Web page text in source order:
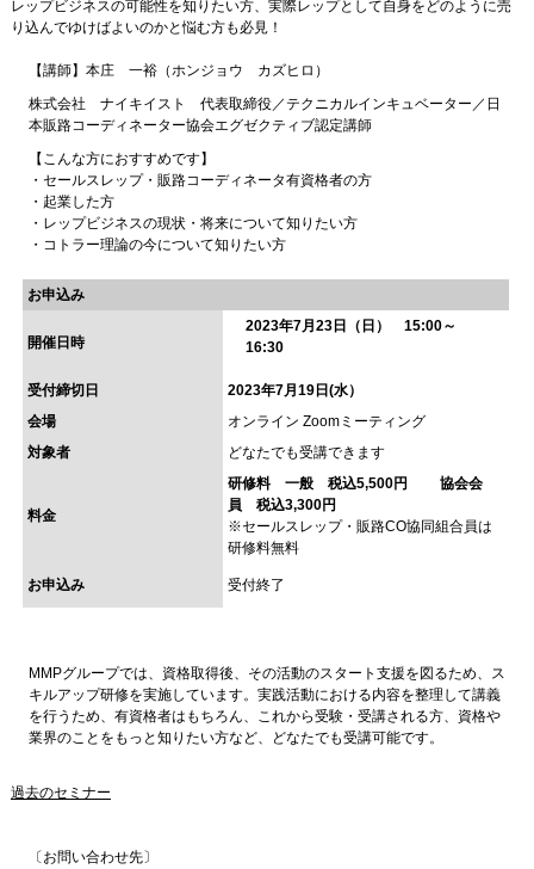
レップビジネスの可能性を知りたい方、実際レップとして自身をどのように売
り込んでゆけばよいのかと悩む方も必見！
【講師】本庄 一裕（ホンジョウ カズヒロ）
株式会社 ナイキイスト 代表取締役／テクニカルインキュベーター／日
本販路コーディネーター協会エグゼクティブ認定講師
【こんな方におすすめです】
・セールスレップ・販路コーディネータ有資格者の方
・起業した方
・レップビジネスの現状・将来について知りたい方
・コトラー理論の今について知りたい方
お申込み
開催日時
2023年7月23日（日） 15:00～
16:30
受付締切日
2023年7月19日(水）
会場
オンライン Zoomミーティング
対象者
どなたでも受講できます
料金
研修料 一般 税込5,500円 協会会
員 税込3,300円
※セールスレップ・販路CO協同組合員は
研修料無料
お申込み 受付終了
MMPグループでは、資格取得後、その活動のスタート支援を図るため、ス
キルアップ研修を実施しています。実践活動における内容を整理して講義
を行うため、有資格者はもちろん、これから受験・受講される方、資格や
業界のことをもっと知りたい方など、どなたでも受講可能です。
過去のセミナー
〔お問い合わせ先〕